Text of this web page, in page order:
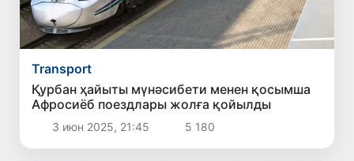
Transport
Қурбан ҳайыты мүнәсибети менен қосымша
Афросиёб поездлары жолға қойылды
3 июн 2025, 21:45 5 180